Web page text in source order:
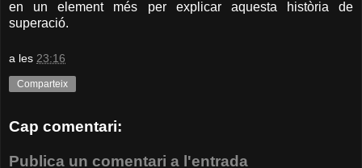
en un element més per explicar aquesta història de
superació.
a les 23:16
Comparteix
Cap comentari:
Publica un comentari a l'entrada